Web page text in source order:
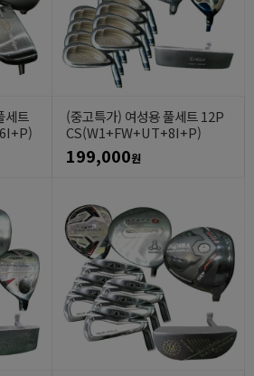
세트
(중고특가) 여성용 풀세트 12P
CS(W1+FW+UT+8I+P)
199,000원